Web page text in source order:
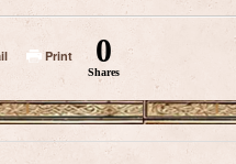
Print 0
Shares